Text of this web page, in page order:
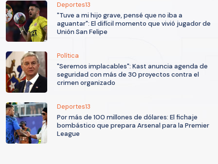
Deportes13
"Tuve a mi hijo grave, pensé que no iba a
aguantar": El difícil momento que vivió jugador de
Unión San Felipe
Política
"Seremos implacables": Kast anuncia agenda de
seguridad con más de 30 proyectos contra el
crimen organizado
Deportes13
Por más de 100 millones de dólares: El fichaje
bombástico que prepara Arsenal para la Premier
League